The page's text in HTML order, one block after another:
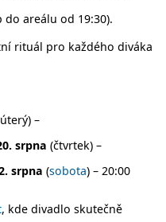
do areálu od 19:30).
rituál pro každého diváka
–
srpna (čtvrtek) –
srpna (sobota) – 20:00
, kde divadlo skutečně